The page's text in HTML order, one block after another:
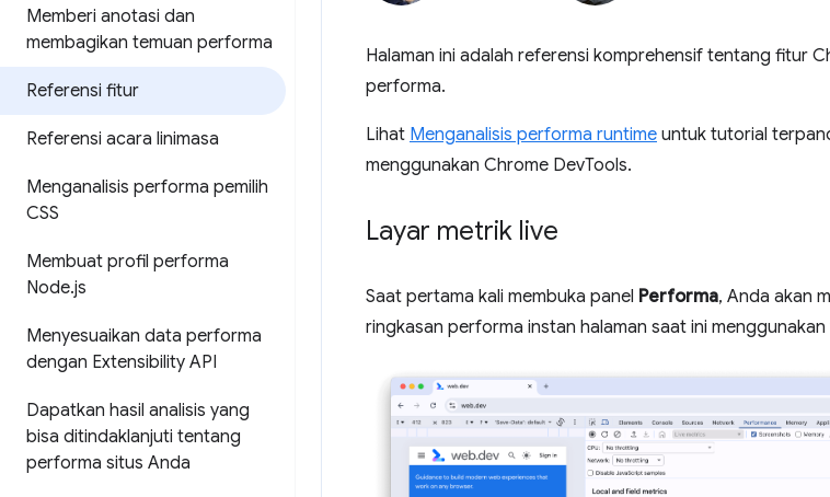
Memberi anotasi dan
membagikan temuan performa
Referensi fitur
Referensi acara linimasa
Menganalisis performa pemilih
CSS
Membuat profil performa
Node.js
Menyesuaikan data performa
dengan Extensibility API
Dapatkan hasil analisis yang
bisa ditindaklanjuti tentang
performa situs Anda
Halaman ini adalah referensi komprehensif tentang fitur
performa.
Lihat Menganalisis performa runtime untuk tutorial
menggunakan Chrome DevTools.
Layar metrik live
Saat pertama kali membuka panel Performa, Anda akan
ringkasan performa instan halaman saat ini menggunakan